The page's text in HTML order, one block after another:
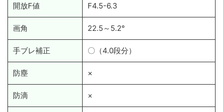
開放F値 F4.5-6.3
画角 22.5～5.2°
手ブレ補正 〇（4.0段分）
防塵 ×
防滴 ×